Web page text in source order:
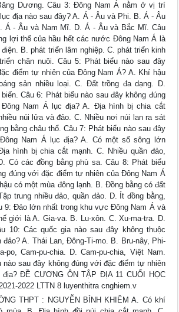
Dương. Câu 3: Đông Nam Á nằm ở vị trí
địa nào sau đây? A. Á - Âu và Phi. B. Á - Âu
Á - Âu và Nam Mĩ. D. Á - Âu và Bắc Mĩ. Câu
lợi thế của hầu hết các nước Đông Nam Á là
B. phát triển lâm nghiệp. C. phát triển kinh
chăn nuôi. Câu 5: Phát biểu nào sau đây
điểm tự nhiên của Đông Nam Á? A. Khí hậu
sản nhiều loại. C. Đất trồng đa dạng. D.
Câu 6: Phát biểu nào sau đây không đúng
Nam Á lục địa? A. Địa hình bị chia cắt
núi lửa và đảo. C. Nhiều nơi núi lan ra sát
bằng châu thổ. Câu 7: Phát biểu nào sau đây
Nam Á lục địa? A. Có một số sông lớn
hình bị chia cắt mạnh. C. Nhiều quần đảo,
Có các đồng bằng phù sa. Câu 8: Phát biểu
đúng với đặc điểm tự nhiên của Đông Nam Á
có một mùa đông lạnh. B. Đồng bằng có đất
trung nhiều đảo, quần đảo. D. Ít đồng bằng,
9: Đảo lớn nhất trong khu vực Đông Nam Á và
giới là A. Gia-va. B. Lu-xôn. C. Xu-ma-tra. D.
10: Các quốc gia nào sau đây không thuộc
đảo? A. Thái Lan, Đông-Ti-mo. B. Bru-nây, Phi-
po, Cam-pu-chia. D. Cam-pu-chia, Việt Nam.
nào sau đây không đúng với đặc điểm tự nhiên
ĐỀ CƯƠNG ÔN TẬP ĐỊA 11 CUỐI HỌC
2022 LTTN 8 luyenthitra cnghiem.v
THPT : NGUYỄN BỈNH KHIÊM A. Có khí